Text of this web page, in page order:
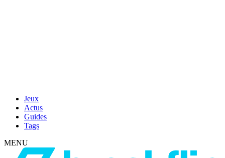
Jeux
Actus
Guides
Tags
MENU